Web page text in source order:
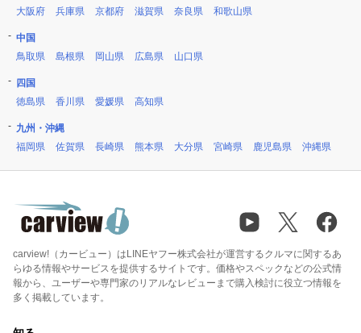
大阪府
兵庫県 京都府 滋賀県 奈良県 和歌山県
中国
鳥取県
島根県 岡山県 広島県 山口県
四国
徳島県
香川県 愛媛県 高知県
九州・沖縄
福岡県
佐賀県 長崎県 熊本県 大分県 宮崎県 鹿児島県 沖縄県
carview!（カービュー）はLINEヤフー株式会社が運営するクルマに関するあ
らゆる情報やサービスを提供するサイトです。価格やスペックなどの公式情
報から、ユーザーや専門家のリアルなレビューまで購入検討に役立つ情報を
多く掲載しています。